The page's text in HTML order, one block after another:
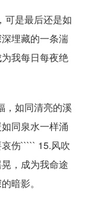
可是最后还是如
埋藏的一条湍
我每日每夜绝
，如同清亮的溪
同泉水一样涌
伤````` 15.风吹
，成为我命途
暗影。